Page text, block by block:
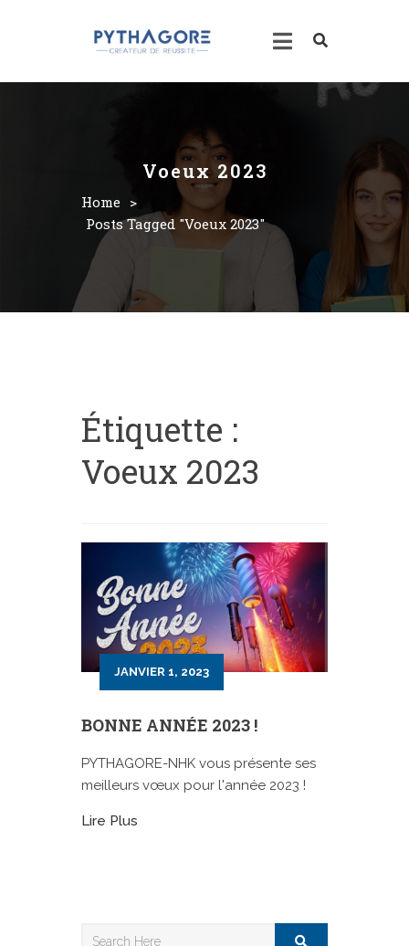
Voeux 2023
Home >
Posts Tagged "Voeux 2023"
Étiquette :
Voeux 2023
JANVIER 1, 2023
BONNE ANNÉE 2023 !
PYTHAGORE-NHK vous présente ses
meilleurs vœux pour l'année 2023 !
Lire Plus